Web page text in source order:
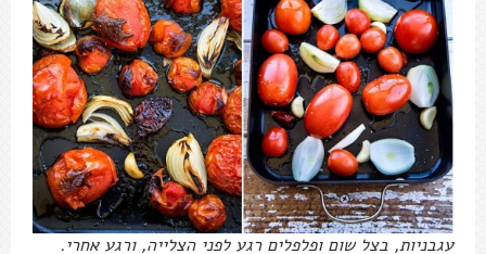
עגבניות, בצל שום ופלפלים רגע לפני הצלייה, ורגע אחרי.